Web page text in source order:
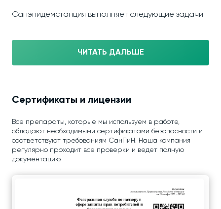
Санэпидемстанция выполняет следующие задачи
ЧИТАТЬ ДАЛЬШЕ
Сертификаты и лицензии
Все препараты, которые мы используем в работе,
обладают необходимыми сертификатами безопасности и
соответствуют требованиям СанПиН. Наша компания
регулярно проходит все проверки и ведет полную
документацию.